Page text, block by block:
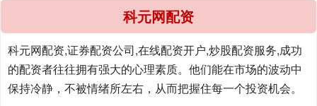
科元网配资
科元网配资,证券配资公司,在线配资开户,炒股配资服务,成功
的配资者往往拥有强大的心理素质。他们能在市场的波动中
保持冷静，不被情绪所左右，从而把握住每一个投资机会。